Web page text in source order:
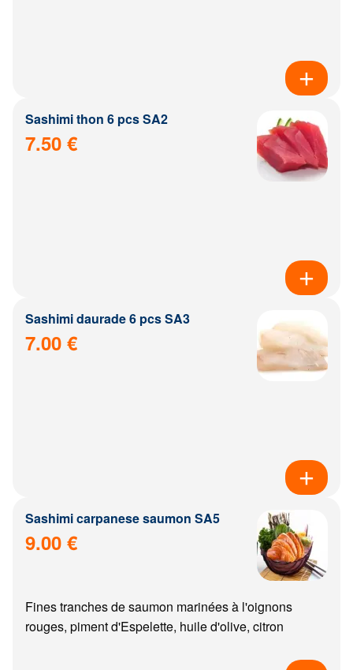
Sashimi thon 6 pcs SA2
7.50 €
Sashimi daurade 6 pcs SA3
7.00 €
Sashimi carpanese saumon SA5
9.00 €
Fines tranches de saumon marinées à l'oignons
rouges, piment d'Espelette, huile d'olive, citron